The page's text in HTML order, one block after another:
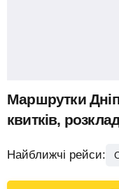
Маршрутки
квитків,
Найближчі рейси: